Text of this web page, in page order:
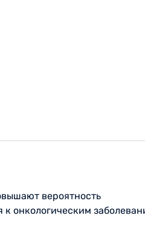
вероятность
онкологическим